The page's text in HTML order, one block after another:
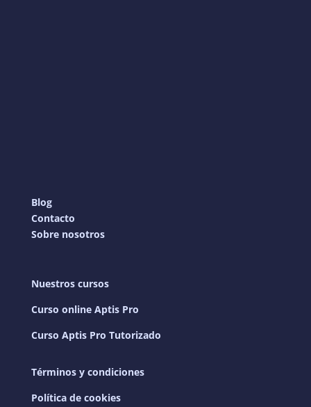
Blog
Contacto
Sobre nosotros
Nuestros cursos
Curso online Aptis Pro
Curso Aptis Pro Tutorizado
Términos y condiciones
Política de cookies